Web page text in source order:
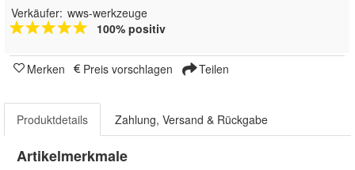
Verkäufer: wws-werkzeuge
100% positiv
Merken Preis vorschlagen Teilen
Produktdetails Zahlung, Versand & Rückgabe
Artikelmerkmale